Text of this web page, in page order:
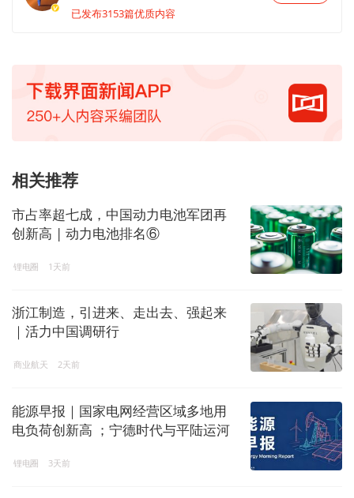
已发布3153篇优质内容
相关推荐
市占率超七成，中国动力电池军团再
创新高 | 动力电池排名⑥
锂电圈 1天前
浙江制造，引进来、走出去、强起来
｜活力中国调研行
商业航天 2天前
能源早报｜国家电网经营区域多地用
电负荷创新高 ；宁德时代与平陆运河
锂电圈 3天前